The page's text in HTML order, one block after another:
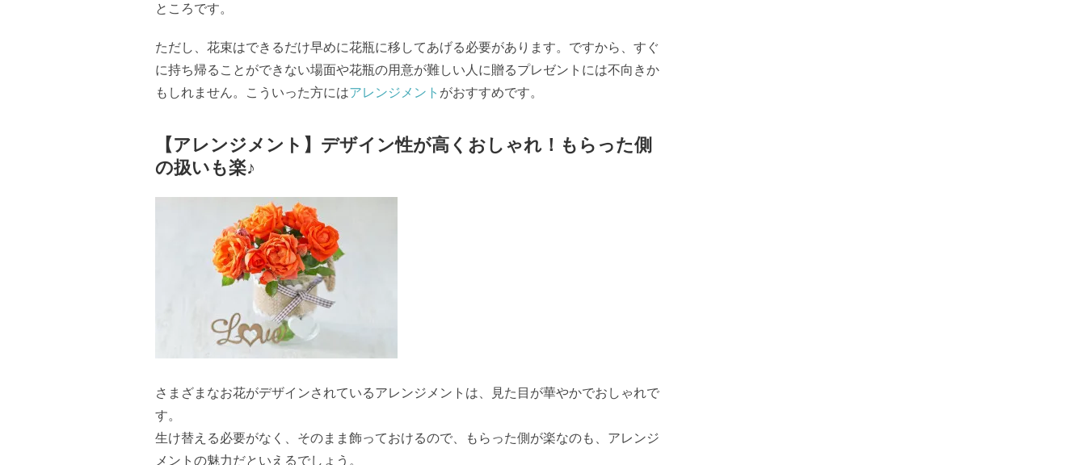
ところです。
ただし、花束はできるだけ早めに花瓶に移してあげる必要があります。ですから、すぐ
に持ち帰ることができない場面や花瓶の用意が難しい人に贈るプレゼントには不向きか
もしれません。こういった方にはアレンジメント がおすすめです。
【アレンジメント】デザイン性が高くおしゃれ！もらった側
の扱いも楽♪
さまざまなお花がデザインされているアレンジメントは、見た目が華やかでおしゃれで
す。
生け替える必要がなく、そのまま飾っておけるので、もらった側が楽なのも、アレンジ
メントの魅力だといえるでしょう。